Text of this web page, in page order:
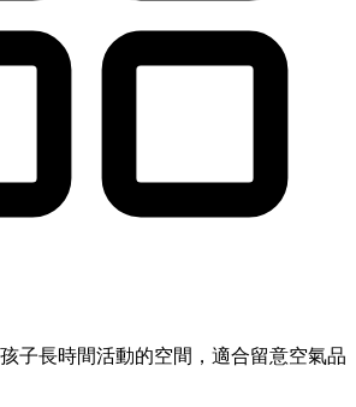
子長時間活動的空間，適合留意空氣品